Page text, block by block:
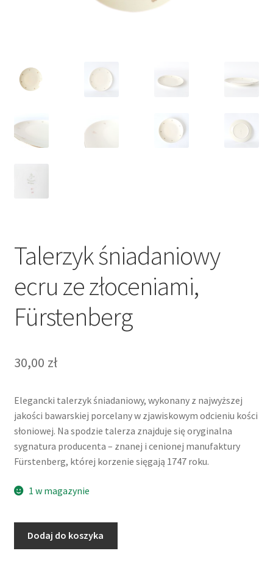
Talerzyk śniadaniowy
ecru ze złoceniami,
Fürstenberg
30,00 zł
Elegancki talerzyk śniadaniowy, wykonany z najwyższej
jakości bawarskiej porcelany w zjawiskowym odcieniu kości
słoniowej. Na spodzie talerza znajduje się oryginalna
sygnatura producenta – znanej i cenionej manufaktury
Fürstenberg, której korzenie sięgają 1747 roku.
1 w magazynie
Dodaj do koszyka